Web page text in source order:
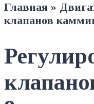
Главная »
клапанов